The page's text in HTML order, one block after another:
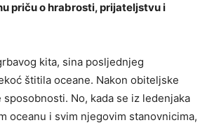
priču o hrabrosti, prijateljstvu i
kita, sina posljednjeg
štitila oceane. Nakon obiteljske
No, kada se iz ledenjaka
oceanu i svim njegovim stanovnicima,